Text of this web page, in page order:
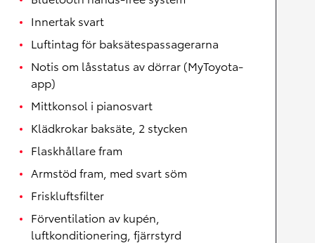
Innertak svart
Luftintag för baksätespassagerarna
Notis om låsstatus av dörrar (MyToyota-
app)
Mittkonsol i pianosvart
Klädkrokar baksäte, 2 stycken
Flaskhållare fram
Armstöd fram, med svart söm
Friskluftsfilter
Förventilation av kupén,
luftkonditionering, fjärrstyrd